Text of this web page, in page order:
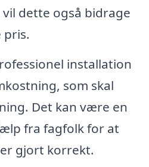
dette også bidrage
pris.
installation
som skal
Det kan være en
fra fagfolk for at
gjort korrekt.